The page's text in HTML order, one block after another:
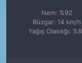
Nem: %92
Rüzgar: 14 km/h
Yağış Olasılığı: